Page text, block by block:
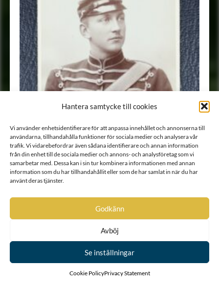
Hantera samtycke till cookies
Vi använder enhetsidentifierare för att anpassa innehållet och annonserna till
användarna, tillhandahålla funktioner för sociala medier och analysera vår
trafik. Vi vidarebefordrar även sådana identifierare och annan information
från din enhet till de sociala medier och annons- och analysföretag som vi
samarbetar med. Dessa kan i sin tur kombinera informationen med annan
information som du har tillhandahållit eller som de har samlat in när du har
använt deras tjänster.
Godkänn
Avböj
Se inställningar
Cookie PolicyPrivacy Statement
Porträtt•Fotografi
2